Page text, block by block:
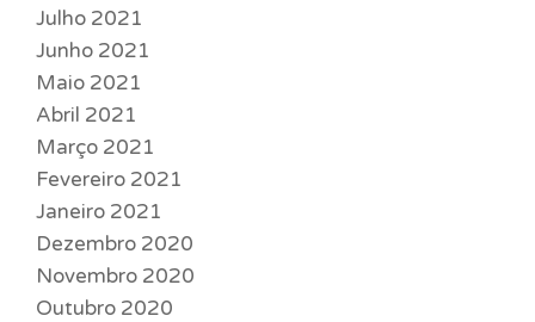
Julho 2021
Junho 2021
Maio 2021
Abril 2021
Março 2021
Fevereiro 2021
Janeiro 2021
Dezembro 2020
Novembro 2020
Outubro 2020